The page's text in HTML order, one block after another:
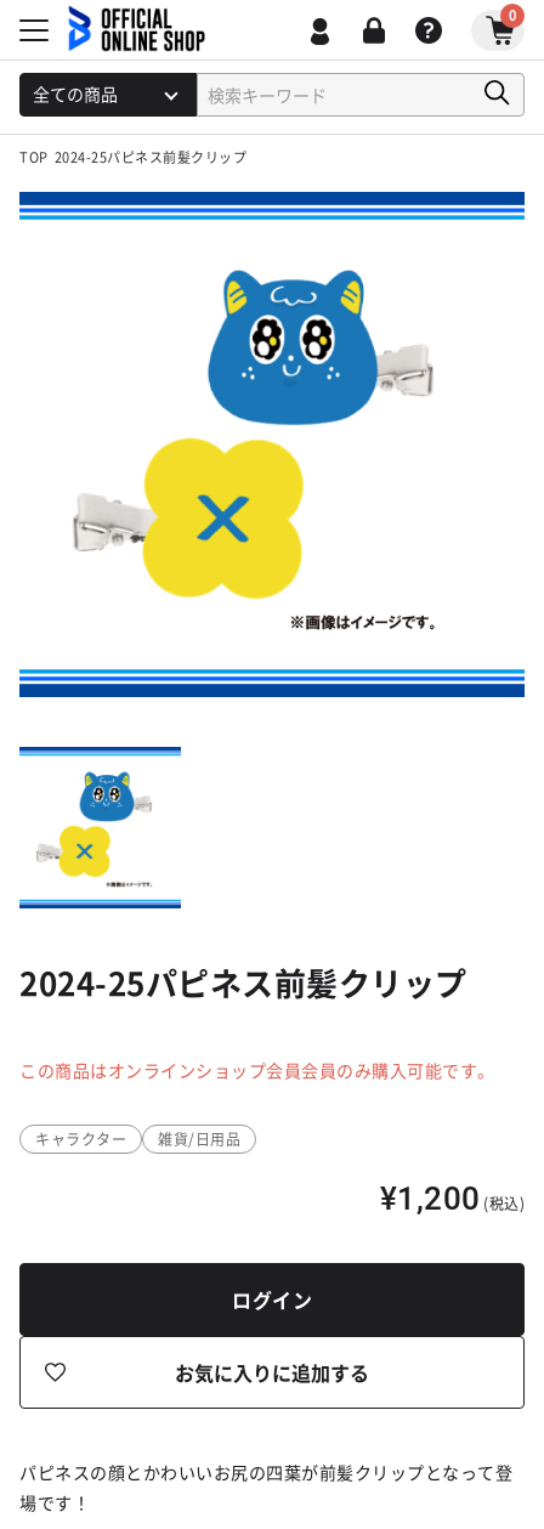
0
TOP 2024-25パピネス前髪クリップ
2024-25パピネス前髪クリップ
この商品はオンラインショップ会員会員のみ購入可能です。
キャラクター 雑貨/日用品
¥1,200 (税込)
ログイン
お気に入りに追加する
パピネスの顔とかわいいお尻の四葉が前髪クリップとなって登
場です！